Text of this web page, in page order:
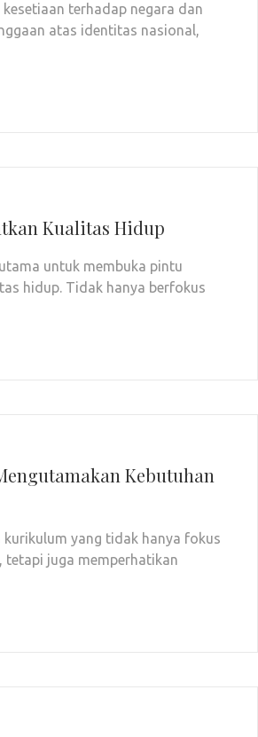
terhadap negara dan
atas identitas nasional,
Kualitas Hidup
untuk membuka pintu
hidup. Tidak hanya berfokus
Kebutuhan
yang tidak hanya fokus
tetapi juga memperhatikan